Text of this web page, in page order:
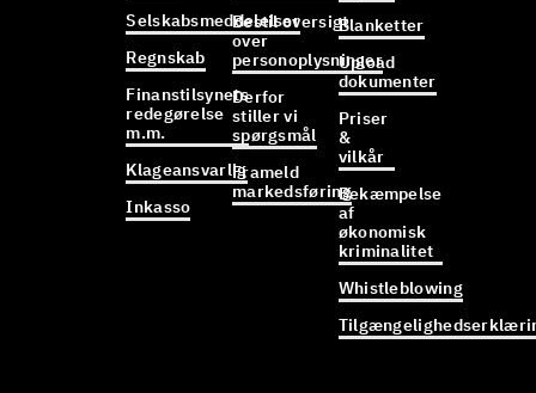
Selskabsmeddelelser
Regnskab
Finanstilsynets
redegørelse
m.m.
Klageansvarlig
Inkasso
Bestil oversigt
over
personoplysninger
Derfor
stiller vi
spørgsmål
Frameld
markedsføring
Blanketter
Upload
dokumenter
Priser
&
vilkår
Bekæmpelse
af
økonomisk
kriminalitet
Whistleblowing